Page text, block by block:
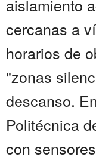
aislamiento
cercanas a
horarios de
"zonas
descanso.
Politécnica
con